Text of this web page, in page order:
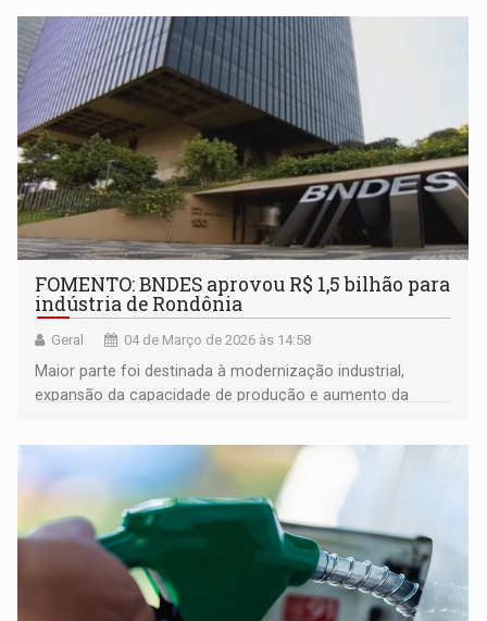
FOMENTO: BNDES aprovou R$ 1,5 bilhão para
indústria de Rondônia
Geral 04 de Março de 2026 às 14:58
Maior parte foi destinada à modernização industrial,
expansão da capacidade de produção e aumento da
e médias empresas no estado